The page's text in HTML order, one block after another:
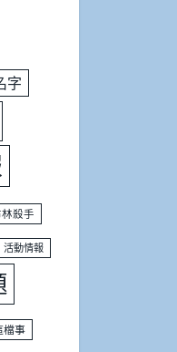
字
殺手
活動情報
檔事